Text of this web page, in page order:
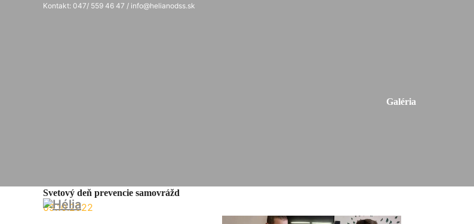
Kontakt: 047/ 559 46 47 / info@helianodss.sk
Galéria
Svetový deň prevencie samovrážd
09.10.2022